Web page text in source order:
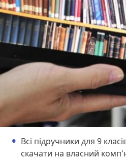
Всі підручники для 9
скачати на власний